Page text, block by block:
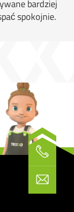
bardziej
spokojnie.